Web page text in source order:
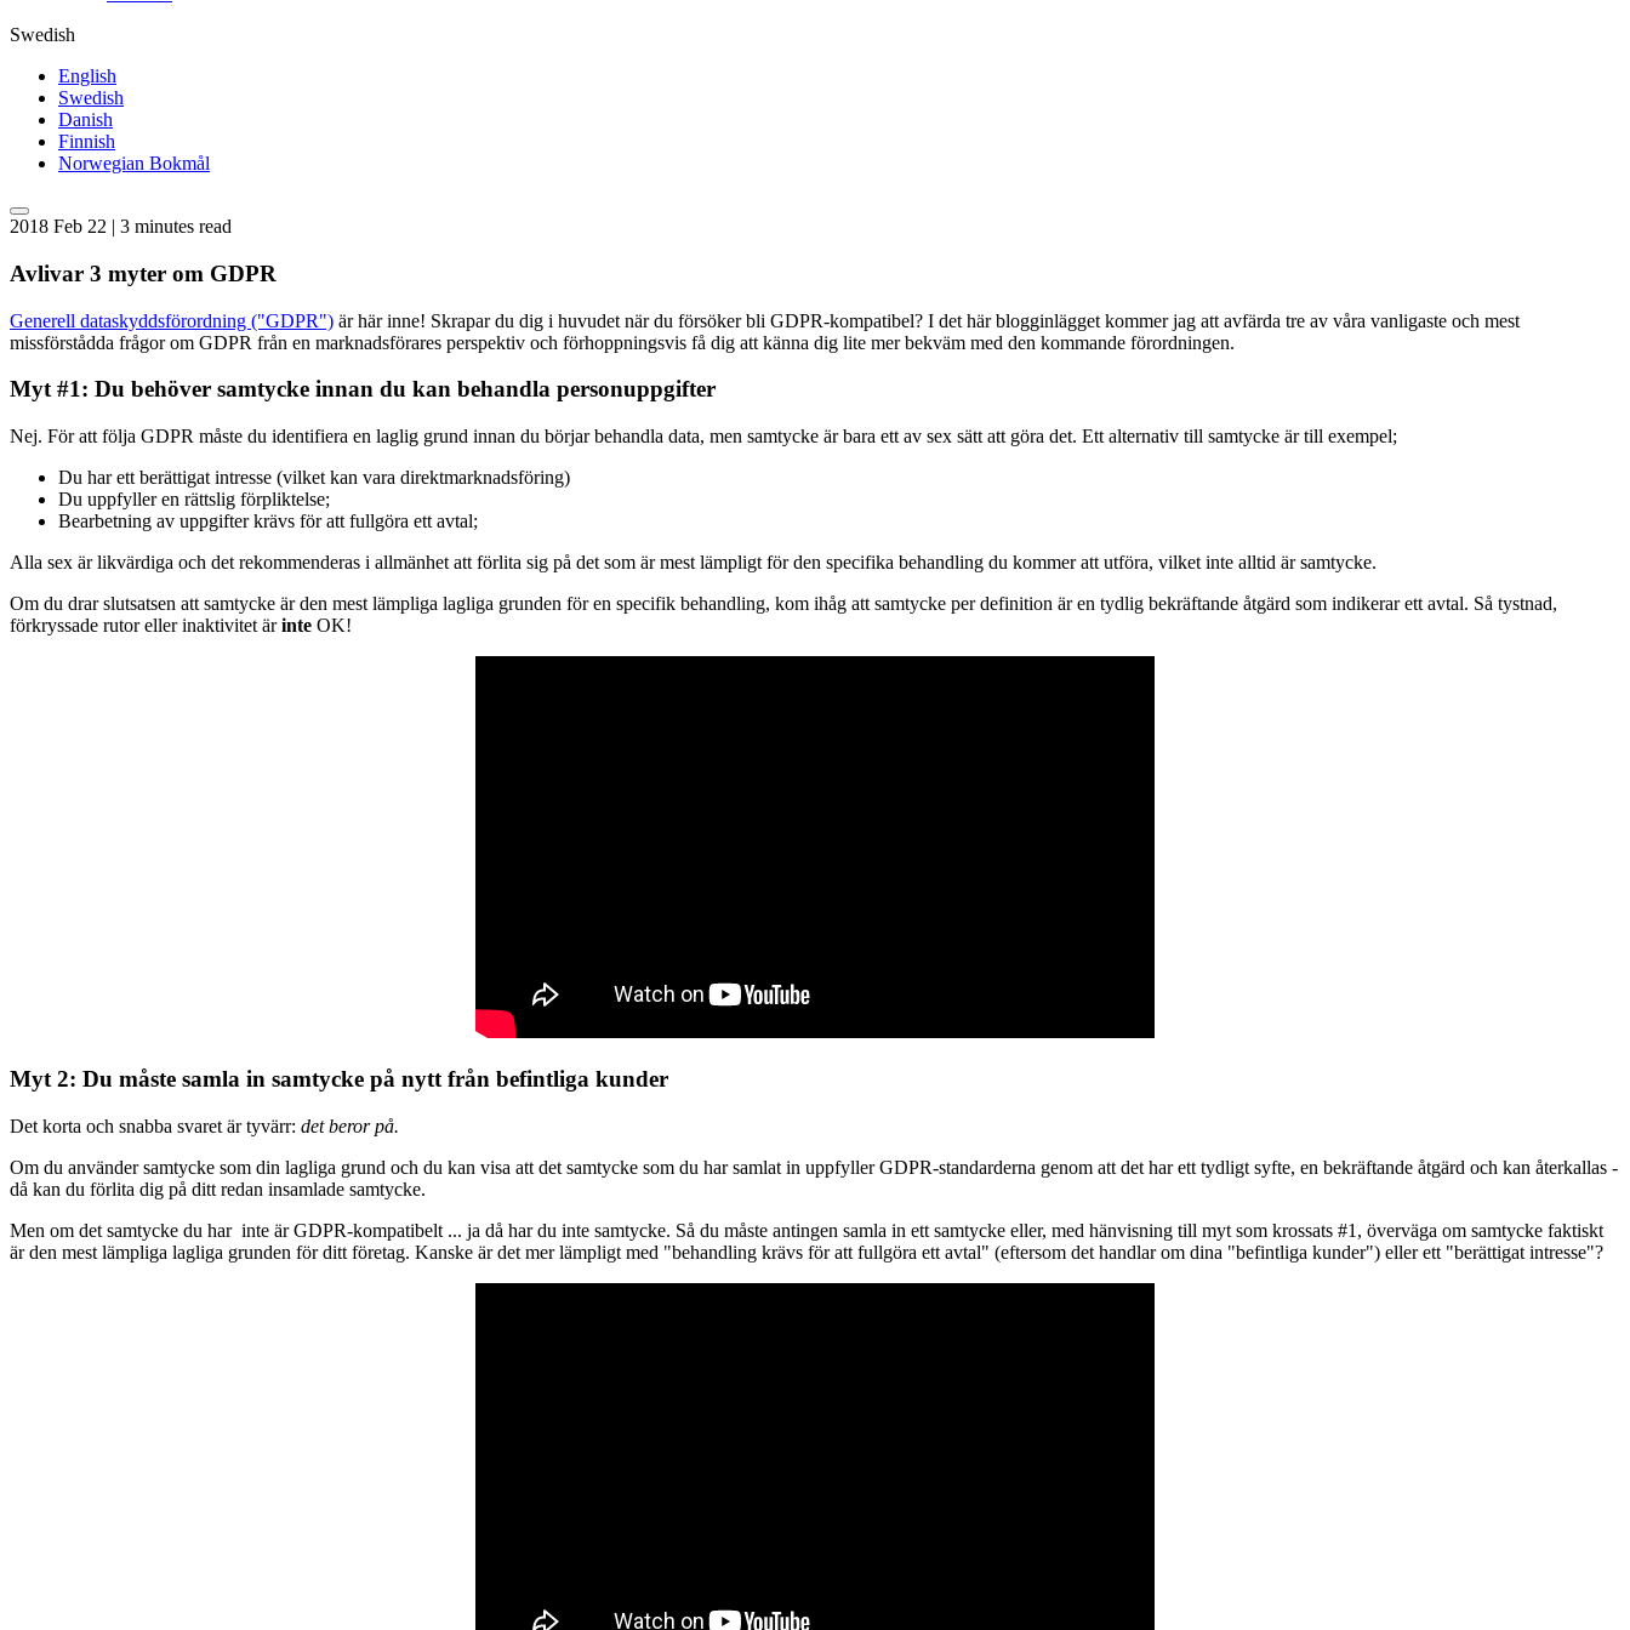
Swedish
English
Swedish
Danish
Finnish
Norwegian Bokmål
2018 Feb 22 | 3 minutes read
Avlivar 3 myter om GDPR
Generell dataskyddsförordning ("GDPR") är här inne! Skrapar du dig i huvudet när du försöker bli GDPR-kompatibel? I det här blogginlägget kommer jag att avfärda tre av våra vanligaste och mest
missförstådda frågor om GDPR från en marknadsförares perspektiv och förhoppningsvis få dig att känna dig lite mer bekväm med den kommande förordningen.
Myt #1: Du behöver samtycke innan du kan behandla personuppgifter
Nej. För att följa GDPR måste du identifiera en laglig grund innan du börjar behandla data, men samtycke är bara ett av sex sätt att göra det. Ett alternativ till samtycke är till exempel;
Du har ett berättigat intresse (vilket kan vara direktmarknadsföring)
Du uppfyller en rättslig förpliktelse;
Bearbetning av uppgifter krävs för att fullgöra ett avtal;
Alla sex är likvärdiga och det rekommenderas i allmänhet att förlita sig på det som är mest lämpligt för den specifika behandling du kommer att utföra, vilket inte alltid är samtycke.
Om du drar slutsatsen att samtycke är den mest lämpliga lagliga grunden för en specifik behandling, kom ihåg att samtycke per definition är en tydlig bekräftande åtgärd som indikerar ett avtal. Så tystnad,
förkryssade rutor eller inaktivitet ärinte OK!
Myt 2: Du måste samla in samtycke på nytt från befintliga kunder
Det korta och snabba svaret är tyvärr: det beror på.
Om du använder samtycke som din lagliga grund och du kan visa att det samtycke som du har samlat in uppfyller GDPR-standarderna genom att det har ett tydligt syfte, en bekräftande åtgärd och kan återkallas -
då kan du förlita dig på ditt redan insamlade samtycke.
Men om det samtycke du har inte är GDPR-kompatibelt ... ja då har du inte samtycke. Så du måste antingen samla in ett samtycke eller, med hänvisning till myt som krossats #1, överväga om samtycke faktiskt
är den mest lämpliga lagliga grunden för ditt företag. Kanske är det mer lämpligt med "behandling krävs för att fullgöra ett avtal" (eftersom det handlar om dina "befintliga kunder") eller ett "berättigat intresse"?